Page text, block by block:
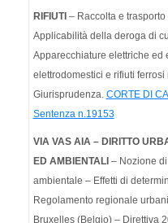
RIFIUTI – Raccolta e
Applicabilità della deroga di
Apparecchiature elettriche ed
elettrodomestici e rifiuti
Giurisprudenza. CORTE DI
Sentenza n.19153
VIA VAS AIA – DIRITTO
ED AMBIENTALI – Nozione
ambientale – Effetti di
Regolamento regionale
Bruxelles (Belgio) – Direttiva